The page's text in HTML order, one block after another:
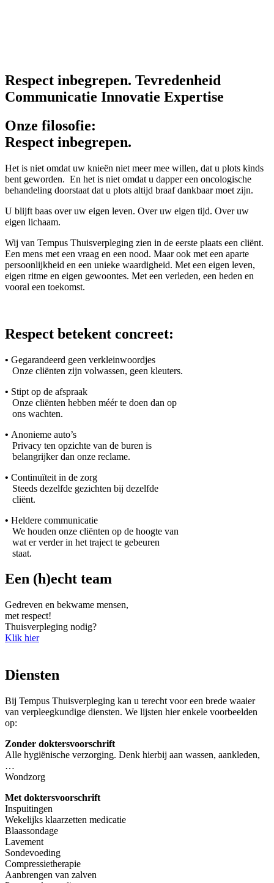
Respect inbegrepen. Tevredenheid
Communicatie Innovatie Expertise
Onze filosofie:
Respect inbegrepen.
Het is niet omdat uw knieën niet meer mee willen, dat u plots kinds
bent geworden. En het is niet omdat u dapper een oncologische
behandeling doorstaat dat u plots altijd braaf dankbaar moet zijn.
U blijft baas over uw eigen leven. Over uw eigen tijd. Over uw
eigen lichaam.
Wij van Tempus Thuisverpleging zien in de eerste plaats een cliënt.
Een mens met een vraag en een nood. Maar ook met een aparte
persoonlijkheid en een unieke waardigheid. Met een eigen leven,
eigen ritme en eigen gewoontes. Met een verleden, een heden en
vooral een toekomst.
Respect betekent concreet:
• Gegarandeerd geen verkleinwoordjes
Onze cliënten zijn volwassen, geen kleuters.
• Stipt op de afspraak
Onze cliënten hebben méér te doen dan op
ons wachten.
• Anonieme auto’s
Privacy ten opzichte van de buren is
belangrijker dan onze reclame.
• Continuïteit in de zorg
Steeds dezelfde gezichten bij dezelfde
cliënt.
• Heldere communicatie
We houden onze cliënten op de hoogte van
wat er verder in het traject te gebeuren
staat.
Een (h)echt team
Gedreven en bekwame mensen,
met respect!
Thuisverpleging nodig?
Klik hier
Diensten
Bij Tempus Thuisverpleging kan u terecht voor een brede waaier
van verpleegkundige diensten. We lijsten hier enkele voorbeelden
op:
Zonder doktersvoorschrift
Alle hygiënische verzorging. Denk hierbij aan wassen, aankleden,
…
Wondzorg
Met doktersvoorschrift
Inspuitingen
Wekelijks klaarzetten medicatie
Blaassondage
Lavement
Sondevoeding
Compressietherapie
Aanbrengen van zalven